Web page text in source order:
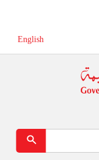
English